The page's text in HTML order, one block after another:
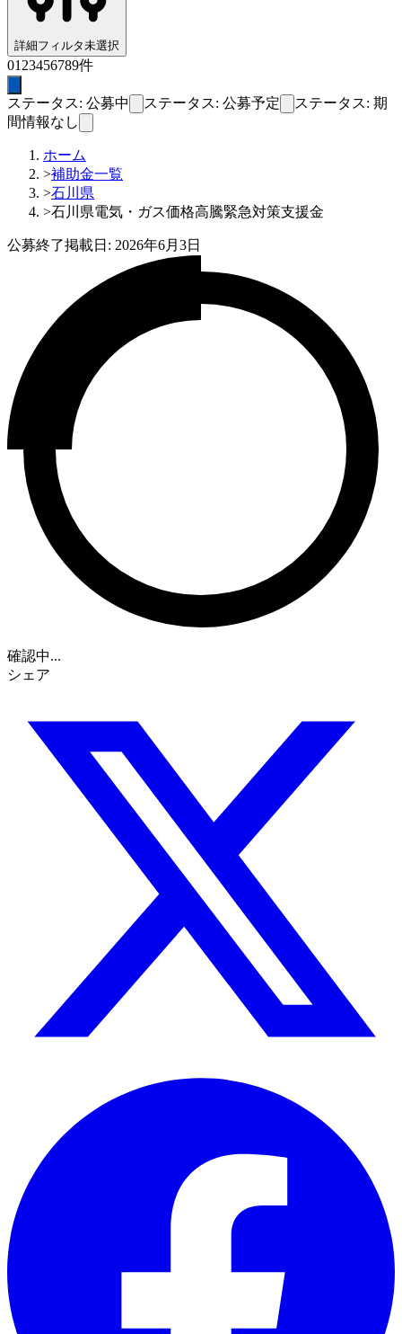
詳細フィルタ未選択
01 23456789件
ステータス: 公募中 ステータス: 公募予定
ステータス: 期
間情報なし
ホーム
>補助金一覧
>石川県
>石川県電気・ガス価格高騰緊急対策支援金
公募終了掲載日: 2026年6月3日
確認中...
シェア